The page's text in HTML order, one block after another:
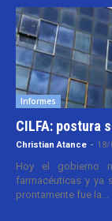
Informes
CILFA: postura
Christian Atance - 18/
Hoy el gobierno
farmacéuticas y ya
prontamente fue la...